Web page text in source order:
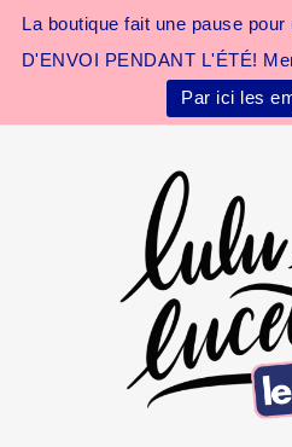
La boutique fait une pause
D'ENVOI PENDANT L'ÉTÉ!
Par ici les